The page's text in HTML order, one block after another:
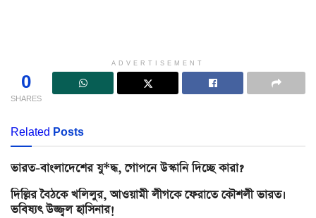
ADVERTISEMENT
0
SHARES
Related Posts
ভারত-বাংলাদেশের যু*দ্ধ, গোপনে উস্কানি দিচ্ছে কারা?
দিল্লির বৈঠকে খলিলুর, আওয়ামী লীগকে ফেরাতে কৌশলী ভারত।
ভবিষ্যৎ উজ্জ্বল হাসিনার!